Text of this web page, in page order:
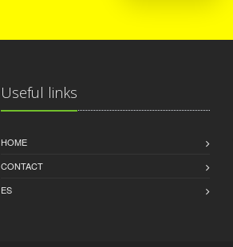
Useful links
HOME
CONTACT
ES